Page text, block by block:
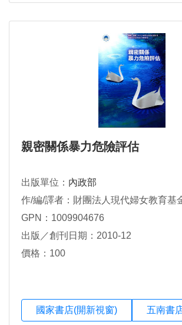
親密關係暴力危險評估
出版單位： 內政部
作/編/譯者：財團法人現代婦女教育基
GPN：1009904676
出版／創刊日期：2010-12
價格：100
國家書店(開新視窗) 五南書